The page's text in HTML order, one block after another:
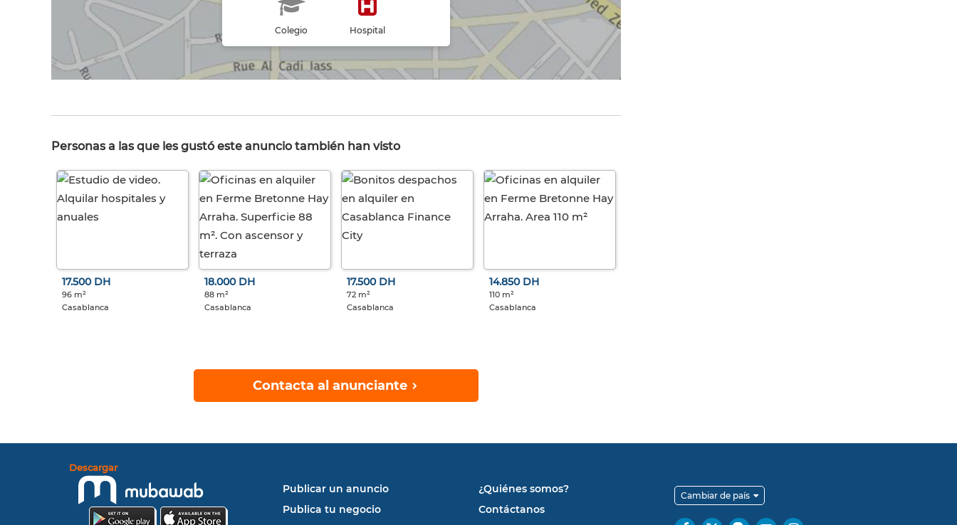
Colegio Hospital
Personas a las que les gustó este anuncio también han visto
17.500 DH
96 m²
Casablanca
18.000 DH
88 m²
Casablanca
17.500 DH
72 m²
Casablanca
14.850 DH
110 m²
Casablanca
Contacta al anunciante
Descargar
Publicar un anuncio
Publica tu negocio
¿Quiénes somos?
Contáctanos
Cambiar de país